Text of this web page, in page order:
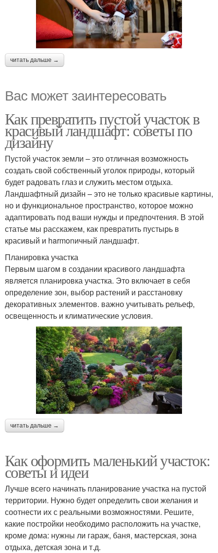
читать дальше →
Вас может заинтересовать
Как превратить пустой участок в
красивый ландшафт: советы по
дизайну
Пустой участок земли – это отличная возможность
создать свой собственный уголок природы, который
будет радовать глаз и служить местом отдыха.
Ландшафтный дизайн – это не только красивые картины,
но и функциональное пространство, которое можно
адаптировать под ваши нужды и предпочтения. В этой
статье мы расскажем, как превратить пустырь в
красивый и harmonичный ландшафт.
Планировка участка
Первым шагом в создании красивого ландшафта
является планировка участка. Это включает в себя
определение зон, выбор растений и расстановку
декоративных элементов. важно учитывать рельеф,
освещенность и климатические условия.
читать дальше →
Как оформить маленький участок:
советы и идеи
Лучше всего начинать планирование участка на пустой
территории. Нужно будет определить свои желания и
соотнести их с реальными возможностями. Решите,
какие постройки необходимо расположить на участке,
кроме дома: нужны ли гараж, баня, мастерская, зона
отдыха, детская зона и т.д.